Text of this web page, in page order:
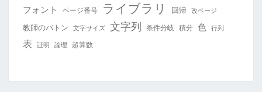
フォント ページ番号 ライブラリ 回帰 改ページ
教師のバトン 文字サイズ 文字列 条件分岐 積分 色 行列
表 証明 論理 超算数